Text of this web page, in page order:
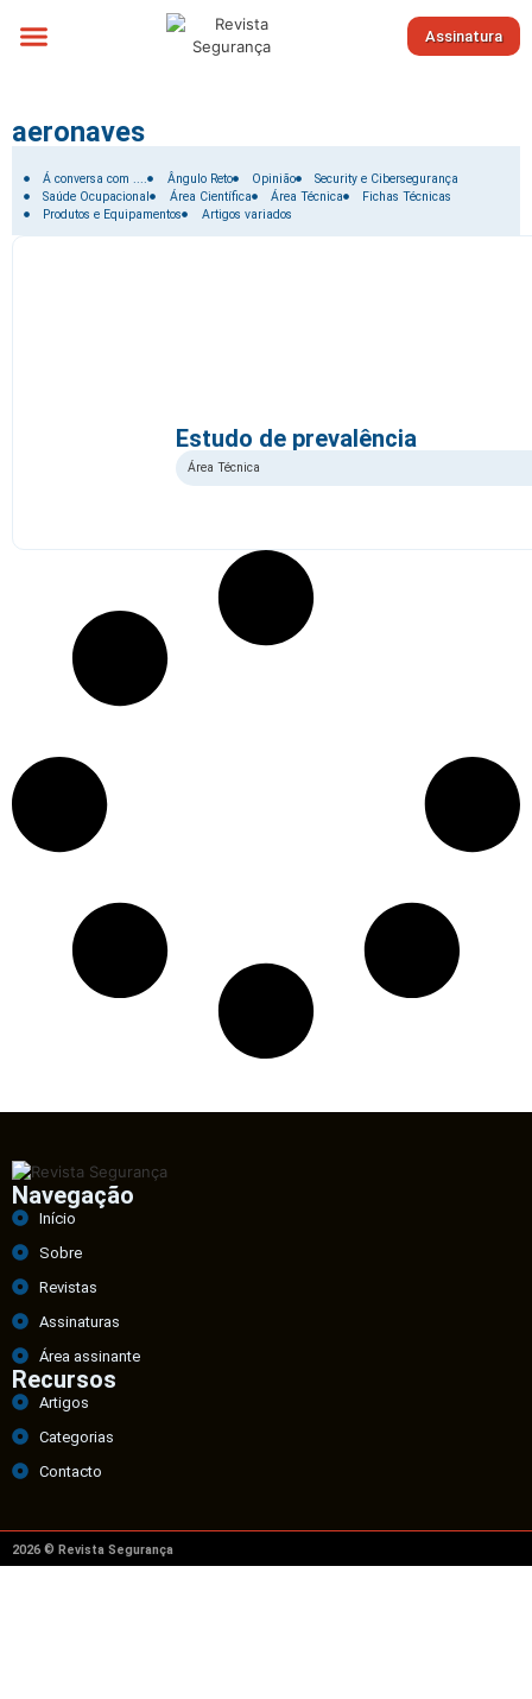
Assinatura
aeronaves
Filtrar por:
Á conversa com .... Ângulo Reto Opinião
Security e Cibersegurança
Saúde Ocupacional
Área Científica Área Técnica
Fichas Técnicas
Produtos e Equipamentos
Artigos variados
Estudo de prevalência
Área Técnica
Navegação
Início
Sobre
Revistas
Assinaturas
Área assinante
Recursos
Artigos
Categorias
Contacto
2026 © Revista Segurança